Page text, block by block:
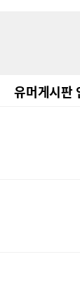
유머게시판